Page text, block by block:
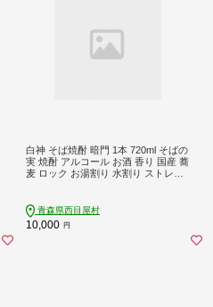
白神 そば焼酎 暗門 1本 720ml そばの
実 焼酎 アルコール お酒 香り 国産 蕎
麦 ロック お湯割り 水割り ストレー
青森県西目屋村
10,000 円